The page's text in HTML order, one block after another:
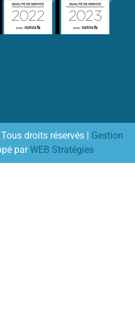
droits réservés | Gestion
parWEB Stratégies